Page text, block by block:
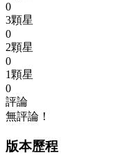
0
3顆星
0
2顆星
0
1顆星
0
評論
無評論！
版本歷程